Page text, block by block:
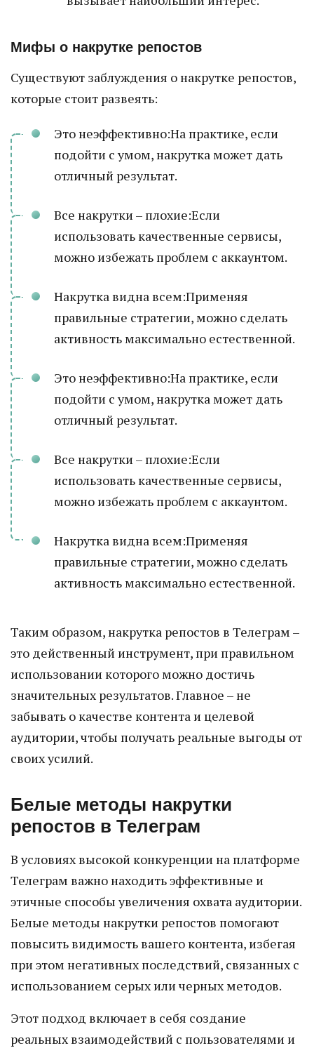
Мифы о накрутке репостов
Существуют заблуждения о накрутке репостов,
которые стоит развеять:
Это неэффективно:На практике, если
подойти с умом, накрутка может дать
отличный результат.
Все накрутки – плохие:Если
использовать качественные сервисы,
можно избежать проблем с аккаунтом.
Накрутка видна всем:Применяя
правильные стратегии, можно сделать
активность максимально естественной.
Это неэффективно:На практике, если
подойти с умом, накрутка может дать
отличный результат.
Все накрутки – плохие:Если
использовать качественные сервисы,
можно избежать проблем с аккаунтом.
Накрутка видна всем:Применяя
правильные стратегии, можно сделать
активность максимально естественной.
Таким образом, накрутка репостов в Телеграм –
это действенный инструмент, при правильном
использовании которого можно достичь
значительных результатов. Главное – не
забывать о качестве контента и целевой
аудитории, чтобы получать реальные выгоды от
своих усилий.
Белые методы накрутки
репостов в Телеграм
В условиях высокой конкуренции на платформе
Телеграм важно находить эффективные и
этичные способы увеличения охвата аудитории.
Белые методы накрутки репостов помогают
повысить видимость вашего контента, избегая
при этом негативных последствий, связанных с
использованием серых или черных методов.
Этот подход включает в себя создание
реальных взаимодействий с пользователями и